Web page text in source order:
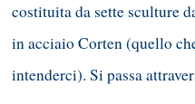
costituita da sette sculture
in acciaio Corten (quello
intenderci). Si passa